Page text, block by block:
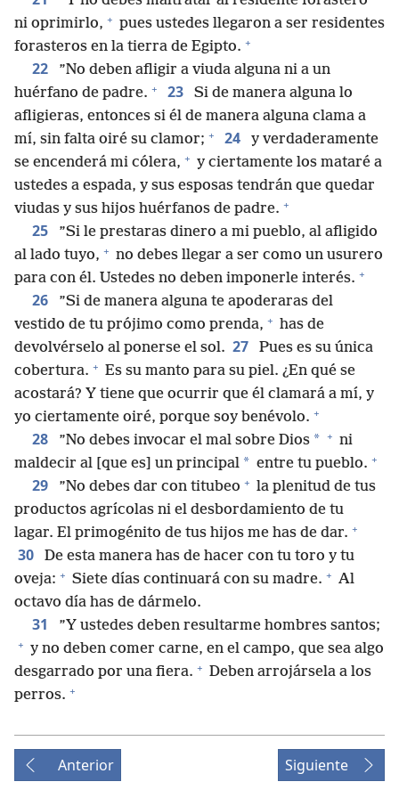
ni oprimirlo, + pues ustedes llegaron a ser residentes
forasteros en la tierra de Egipto. +
22
”No deben afligir a viuda alguna ni a un
huérfano de padre. + 23
Si de manera alguna lo
afligieras, entonces si él de manera alguna clama a
mí, sin falta oiré su clamor; + 24
y verdaderamente
se encenderá mi cólera, + y ciertamente los mataré a
ustedes a espada, y sus esposas tendrán que quedar
viudas y sus hijos huérfanos de padre. +
25
”Si le prestaras dinero a mi pueblo, al afligido
al lado tuyo, + no debes llegar a ser como un usurero
para con él. Ustedes no deben imponerle interés. +
26
”Si de manera alguna te apoderaras del
vestido de tu prójimo como prenda, + has de
devolvérselo al ponerse el sol. 27
Pues es su única
cobertura. + Es su manto para su piel. ¿En qué se
acostará? Y tiene que ocurrir que él clamará a mí, y
yo ciertamente oiré, porque soy benévolo. +
28 ”No debes invocar el mal sobre Dios * + ni
maldecir al [que es] un principal * entre tu pueblo. +
29 ”No debes dar con titubeo + la plenitud de tus
productos agrícolas ni el desbordamiento de tu
lagar. El primogénito de tus hijos me has de dar. +
30
De esta manera has de hacer con tu toro y tu
oveja: + Siete días continuará con su madre. + Al
octavo día has de dármelo.
31 ”Y ustedes deben resultarme hombres santos;
+ y no deben comer carne, en el campo, que sea algo
desgarrado por una fiera. + Deben arrojársela a los
perros. +
Anterior Siguiente